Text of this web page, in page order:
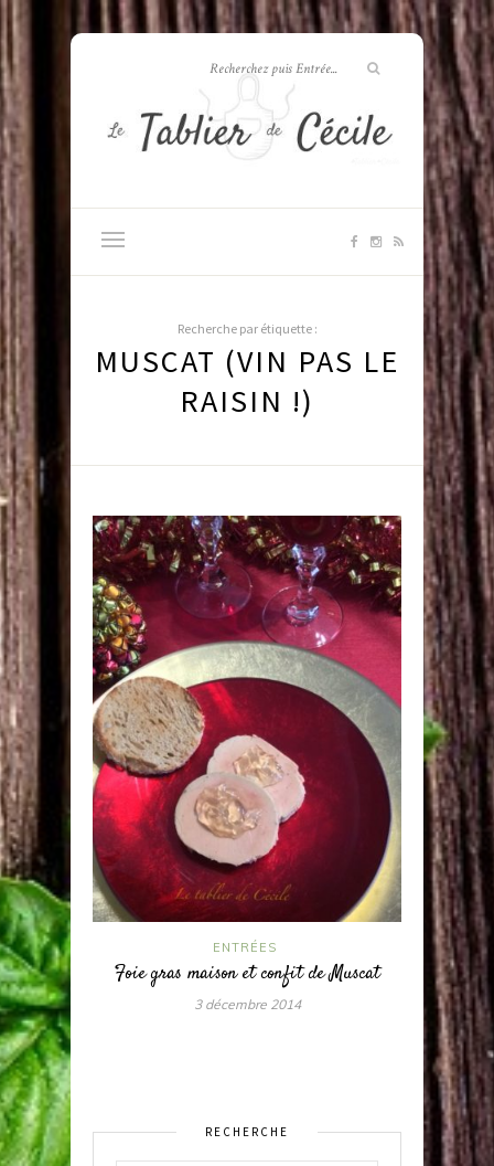
Recherche par étiquette :
MUSCAT (VIN PAS LE
RAISIN !)
ENTRÉES
Foie gras maison et confit de Muscat
3 décembre 2014
RECHERCHE